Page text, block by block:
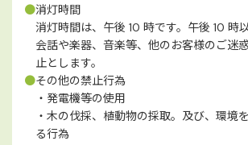
●消灯時間
消灯時間は、午後 10 時です。午後 10 時
会話や楽器、音楽等、他のお客様のご迷
止とします。
●その他の禁止行為
・発電機等の使用
・木の伐採、植動物の採取。及び、環境
る行為